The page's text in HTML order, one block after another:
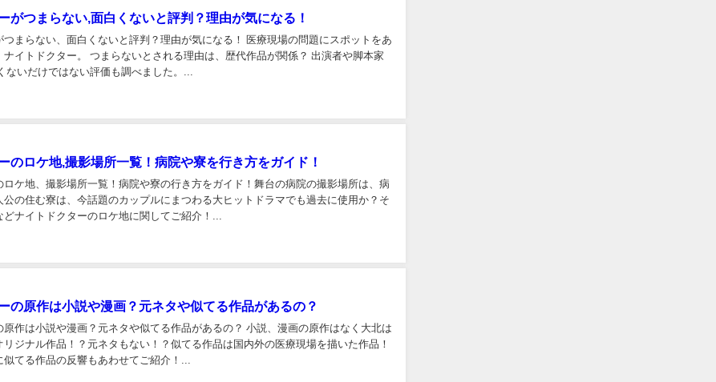
がつまらない,面白くないと評判？理由が気になる！
つまらない、面白くないと評判？理由が気になる！ 医療現場の問題にスポットをあ
ナイトドクター。 つまらないとされる理由は、歴代作品が関係？ 出演者や脚本家
ないだけではない評価も調べました。...
のロケ地,撮影場所一覧！病院や寮を行き方をガイド！
ロケ地、撮影場所一覧！病院や寮の行き方をガイド！舞台の病院の撮影場所は、病
公の住む寮は、今話題のカップルにまつわる大ヒットドラマでも過去に使用か？そ
ナイトドクターのロケ地に関してご紹介！...
の原作は小説や漫画？元ネタや似てる作品があるの？
原作は小説や漫画？元ネタや似てる作品があるの？ 小説、漫画の原作はなく大北は
リジナル作品！？元ネタもない！？似てる作品は国内外の医療現場を描いた作品！
てる作品の反響もあわせてご紹介！...